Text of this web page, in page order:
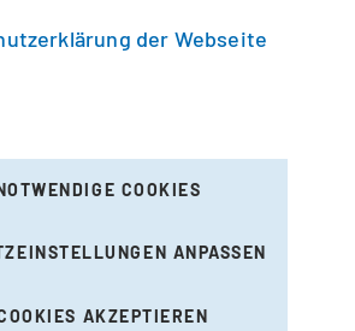
der Webseite
COOKIES
ANPASSEN
AKZEPTIEREN